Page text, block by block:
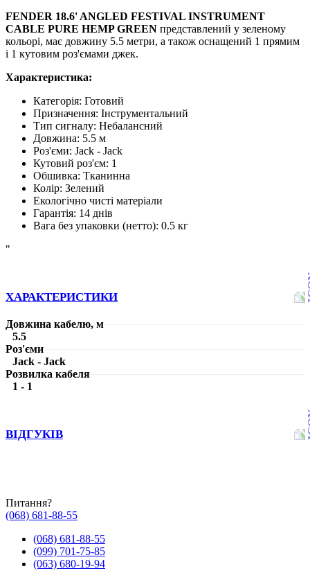
FENDER 18.6' ANGLED FESTIVAL INSTRUMENT
CABLE PURE HEMP GREEN представлений у зеленому
кольорі, має довжину 5.5 метри, а також оснащений 1 прямим
і 1 кутовим роз'ємами джек.
Характеристика:
Категорія: Готовий
Призначення: Інструментальний
Тип сигналу: Небалансний
Довжина: 5.5 м
Роз'єми: Jack - Jack
Кутовий роз'єм: 1
Обшивка: Тканинна
Колір: Зелений
Екологічно чисті матеріали
Гарантія: 14 днів
Вага без упаковки (нетто): 0.5 кг
"
ХАРАКТЕРИСТИКИ
Довжина кабелю, м
5.5
Роз'єми
Jack - Jack
Розвилка кабеля
1 - 1
ВІДГУКІВ
Питання?
(068) 681-88-55
(068) 681-88-55
(099) 701-75-85
(063) 680-19-94